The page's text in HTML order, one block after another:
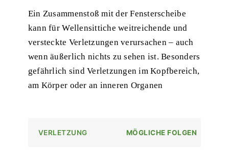
Ein Zusammenstoß mit der Fensterscheibe
kann für Wellensittiche weitreichende und
versteckte Verletzungen verursachen – auch
wenn äußerlich nichts zu sehen ist. Besonders
gefährlich sind Verletzungen im Kopfbereich,
am Körper oder an inneren Organen
VERLETZUNG MÖGLICHE FOLGEN